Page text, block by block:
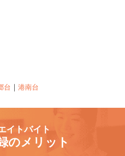
台 ｜ 港南台
イトバイト
のメリット